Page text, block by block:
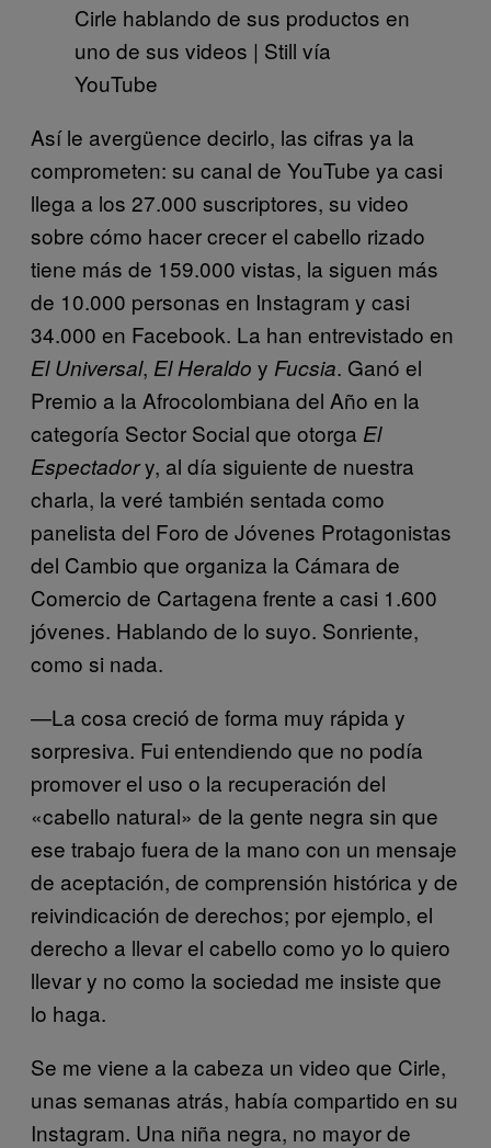
Cirle hablando de sus productos en
uno de sus videos | Still vía
YouTube
Así le avergüence decirlo, las cifras ya la
comprometen: su canal de YouTube ya casi
llega a los 27.000 suscriptores, su video
sobre cómo hacer crecer el cabello rizado
tiene más de 159.000 vistas, la siguen más
de 10.000 personas en Instagram y casi
34.000 en Facebook. La han entrevistado en
El Universal, El Heraldo y Fucsia. Ganó el
Premio a la Afrocolombiana del Año en la
categoría Sector Social que otorga El
Espectadory, al día siguiente de nuestra
charla, la veré también sentada como
panelista del Foro de Jóvenes Protagonistas
del Cambio que organiza la Cámara de
Comercio de Cartagena frente a casi 1.600
jóvenes. Hablando de lo suyo. Sonriente,
como si nada.
—La cosa creció de forma muy rápida y
sorpresiva. Fui entendiendo que no podía
promover el uso o la recuperación del
«cabello natural» de la gente negra sin que
ese trabajo fuera de la mano con un mensaje
de aceptación, de comprensión histórica y de
reivindicación de derechos; por ejemplo, el
derecho a llevar el cabello como yo lo quiero
llevar y no como la sociedad me insiste que
lo haga.
Se me viene a la cabeza un video que Cirle,
unas semanas atrás, había compartido en su
Instagram. Una niña negra, no mayor de